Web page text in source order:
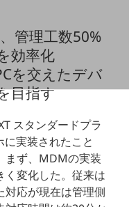
管理工数50%
効率化
を交えたデバ
目指す
スタンダードプラ
実装されたこと
まず、MDMの実装
く変化した。従来は
対応が現在は管理側